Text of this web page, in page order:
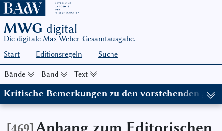
MWG digital
Die digitale Max Weber-Gesamtausgabe.
Start
Editionsregeln Suche
Bände Band Text
Kritische Bemerkungen zu den vorstehenden
(in: MWG I/9, hg. von Wolfgang Schluchter in Zusammenarbeit
Anhang zum Editorischen